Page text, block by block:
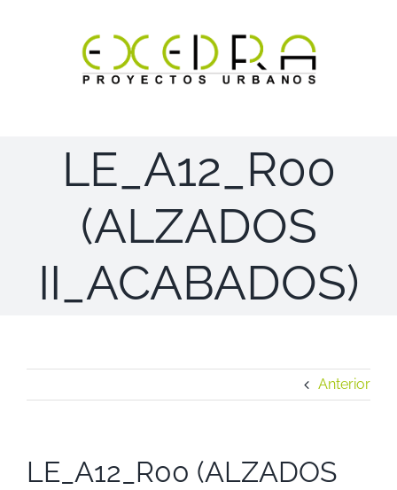
LE_A12_R00
(ALZADOS
II_ACABADOS)
Anterior
LE_A12_R00 (ALZADOS